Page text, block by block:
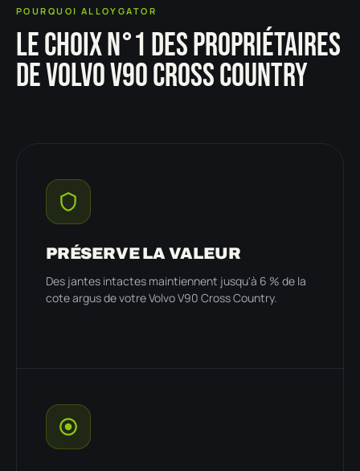
POURQUOI ALLOYGATOR
LE CHOIX N°1 DES PROPRIÉTAIRES
DE VOLVO V90 CROSS COUNTRY
PRÉSERVE LA VALEUR
Des jantes intactes maintiennent jusqu'à 6 % de la
cote argus de votre Volvo V90 Cross Country.